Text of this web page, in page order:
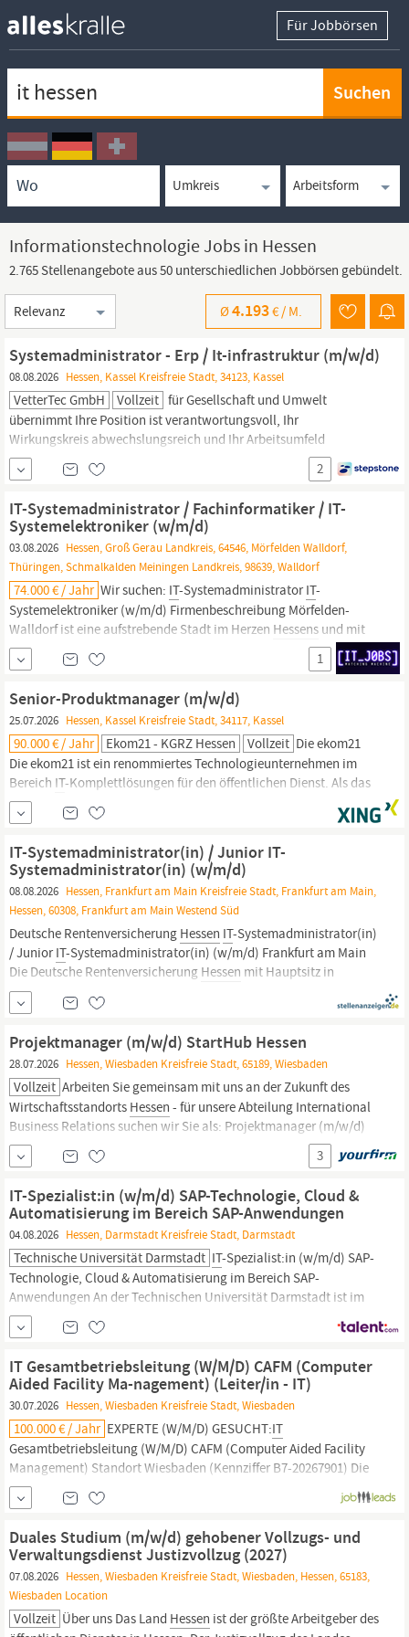
Für Jobbörsen
Ortssuche
Umkreissuche
Arbeitsform
Informationstechnologie Jobs in Hessen
2.765 Stellenangebote aus 50 unterschiedlichen Jobbörsen gebündelt.
Sortierung
Ø4.193€ / M.
Systemadministrator - Erp / It-infrastruktur (m/w/d)
08.08.2026 Hessen, Kassel Kreisfreie Stadt, 34123, Kassel
VetterTec GmbH Vollzeit für Gesellschaft und Umwelt
übernimmt Ihre Position ist verantwortungsvoll, Ihr
Wirkungskreis abwechslungsreich und Ihr Arbeitsumfeld
dynamisch und kompetent Neben der Option des mobilen
Arbeitens und 30 Tagen Urlaub profitieren Sie von einer tariflich
geregelten Arbeitszeit (IG Metall
leistungsgerechten
2
IT-Systemadministrator / Fachinformatiker / IT-
Systemelektroniker (w/m/d)
03.08.2026 Hessen, Groß Gerau Landkreis, 64546, Mörfelden Walldorf,
Thüringen, Schmalkalden Meiningen Landkreis, 98639, Walldorf
74.000 € / Jahr Wir suchen: IT-SystemadministratorIT-
Systemelektroniker (w/m/d) Firmenbeschreibung Mörfelden-
Walldorf ist eine aufstrebende Stadt im Herzen Hessens und mit
rund 35.000 Einwohnerinnen und Einwohnern die zweitgrößte
Stadt im Kreis Groß-Gerau – verkehrsgünstig zentral im Rhein-
Main-Gebiet, in unmittelbarer Nähe von...
1
Senior-Produktmanager (m/w/d)
25.07.2026 Hessen, Kassel Kreisfreie Stadt, 34117, Kassel
90.000 € / Jahr Ekom21 - KGRZ Hessen Vollzeit Die ekom21
Die ekom21 ist ein renommiertes Technologieunternehmen im
Bereich IT-Komplettlösungen für den öffentlichen Dienst. Als das
größte BSI-zertifizierte
mit einem umfassenden Produkt- und Dienstleistungsportfolio,
betreuen wir über 500 Kunden mit 29.000 Anwender innen....
IT-Systemadministrator(in) / Junior IT-
Systemadministrator(in) (w/m/d)
08.08.2026 Hessen, Frankfurt am Main Kreisfreie Stadt, Frankfurt am Main,
Hessen, 60308, Frankfurt am Main Westend Süd
Deutsche Rentenversicherung Hessen IT-Systemadministrator(in)
/ JuniorIT-Systemadministrator(in) (w/m/d) Frankfurt am Main
Die Deutsche Rentenversicherung Hessen mit Hauptsitz in
Frankfurt am Main ist der größte Sozialversicherungsträger in
Hessen.
Sie betreut rund 2,4 Millionen...
Projektmanager (m/w/d) StartHub Hessen
28.07.2026 Hessen, Wiesbaden Kreisfreie Stadt, 65189, Wiesbaden
Vollzeit Arbeiten Sie gemeinsam mit uns an der Zukunft des
Wirtschaftsstandorts Hessen - für unsere Abteilung International
Business Relations suchen wir Sie als: Projektmanager (m/w/d)
StartHub
Hessen Hessen Trade &
Invest GmbH ist die Wirtschaftsförderungsgesellschaft des Landes
3
IT-Spezialist:in (w/m/d) SAP-Technologie, Cloud &
Automatisierung im Bereich SAP-Anwendungen
04.08.2026 Hessen, Darmstadt Kreisfreie Stadt, Darmstadt
Technische Universität Darmstadt IT-Spezialist:in (w/m/d) SAP-
Technologie, Cloud & Automatisierung im Bereich SAP-
Anwendungen An der Technischen Universität Darmstadt ist im
Bereich
und Prozesskoordination (ITuP) zum nächstmöglichen
Zeitpunkt die Stelle als
-Spezialist:in (w/m/d) SAP-Technologie,
Cloud & Automatisierung im Bereich SAP...
IT Gesamtbetriebsleitung (W/M/D) CAFM (Computer
Aided Facility Ma-nagement) (Leiter/in - IT)
30.07.2026 Hessen, Wiesbaden Kreisfreie Stadt, Wiesbaden
100.000 € / Jahr EXPERTE (W/M/D) GESUCHT:IT
Gesamtbetriebsleitung (W/M/D) CAFM (Computer Aided Facility
Management) Standort Wiesbaden (Kennziffer B7-20267901) Die
Hessische Zentrale für Datenverarbeitung (HZD) ist der Full-
Service-Provider des Landes
Mit über 50 Jahren Erfahrung
in der Informations-/Kommunikationstechnik gestalten wir den...
Duales Studium (m/w/d) gehobener Vollzugs- und
Verwaltungsdienst Justizvollzug (2027)
07.08.2026 Hessen, Wiesbaden Kreisfreie Stadt, Wiesbaden, Hessen, 65183,
Wiesbaden Location
Vollzeit Über uns Das Land Hessen ist der größte Arbeitgeber des